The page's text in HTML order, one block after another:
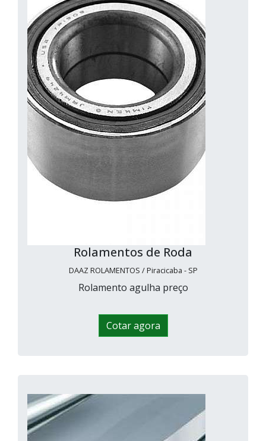
Rolamentos de Roda
DAAZ ROLAMENTOS / Piracicaba - SP
Rolamento agulha preço
Cotar agora